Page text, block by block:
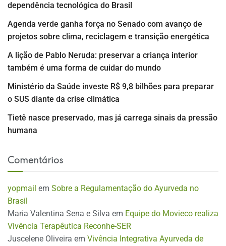
dependência tecnológica do Brasil
Agenda verde ganha força no Senado com avanço de
projetos sobre clima, reciclagem e transição energética
A lição de Pablo Neruda: preservar a criança interior
também é uma forma de cuidar do mundo
Ministério da Saúde investe R$ 9,8 bilhões para preparar
o SUS diante da crise climática
Tietê nasce preservado, mas já carrega sinais da pressão
humana
Comentários
yopmail em Sobre a Regulamentação do Ayurveda no
Brasil
Maria Valentina Sena e Silva em Equipe do Movieco realiza
Vivência Terapêutica Reconhe-SER
Juscelene Oliveira em Vivência Integrativa Ayurveda de